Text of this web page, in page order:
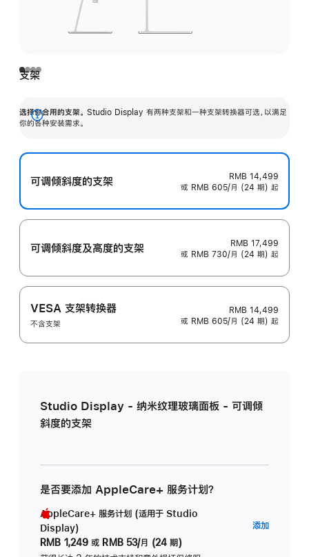
支架
选择你合用的支架。 Studio Display 有两种支架和一种支架转换器可选，以满足
你的各种安装需求。
展
可调倾斜度的支架
RMB 14,499
或 RMB 605/月 (24 期) 起
可调倾斜度及高‍度的支‍架
RMB 17,499
或 RMB 730/月 (24 期) 起
VESA 支架转换器
不含支架
RMB 14,499
或 RMB 605/月 (24 期) 起
Studio Display - 纳米纹理玻璃面板 - 可调倾
斜度的支架
是否要添加 AppleCare+ 服务计划？
AppleCare+ 服务计划 (适用于 Studio
Display)
RMB 1,249 或 RMB 53/月 (24 期)
添加